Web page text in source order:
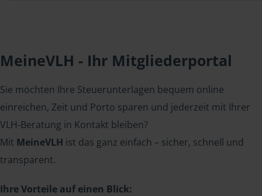
MeineVLH - Ihr Mitgliederportal
Sie möchten Ihre Steuerunterlagen bequem online
einreichen, Zeit und Porto sparen und jederzeit mit Ihrer
VLH-Beratung in Kontakt bleiben?
Mit MeineVLH ist das ganz einfach – sicher, schnell und
transparent.
Ihre Vorteile auf einen Blick: